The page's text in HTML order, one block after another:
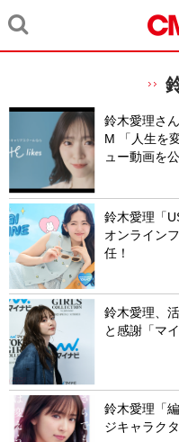
鈴木愛理さ
M 「人生を
ュー動画を
鈴木愛理「
オンライン
任！
鈴木愛理、
と感謝「マ
鈴木愛理「
ジキャラク